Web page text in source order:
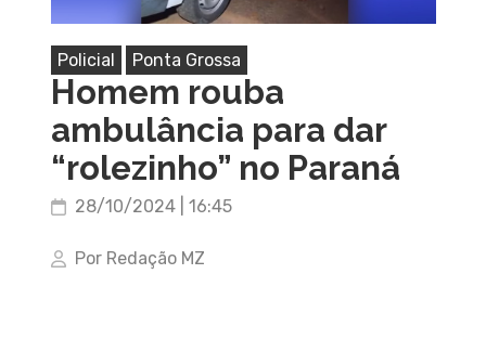
Policial Ponta Grossa
Homem rouba
ambulância para dar
“rolezinho” no Paraná
28/10/2024 | 16:45
Por Redação MZ